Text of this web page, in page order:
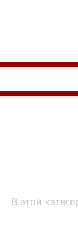
В этой